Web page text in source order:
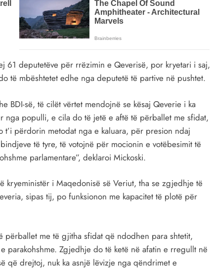
61 deputetëve për rrëzimin e Qeverisë, por kryetari i saj,
të mbështetet edhe nga deputetë të partive në pushtet.
BDI-së, të cilët vërtet mendojnë se kësaj Qeverie i ka
populli, e cila do të jetë e aftë të përballet me sfidat,
përdorin metodat nga e kaluara, për presion ndaj
të tyre, të votojnë për mocionin e votëbesimit të
parlamentare”, deklaroi Mickoski.
kryeministër i Maqedonisë së Veriut, tha se zgjedhje të
sipas tij, po funksionon me kapacitet të plotë për
përballet me të gjitha sfidat që ndodhen para shtetit,
parakohshme. Zgjedhje do të ketë në afatin e rregullt në
që drejtoj, nuk ka asnjë lëvizje nga qëndrimet e